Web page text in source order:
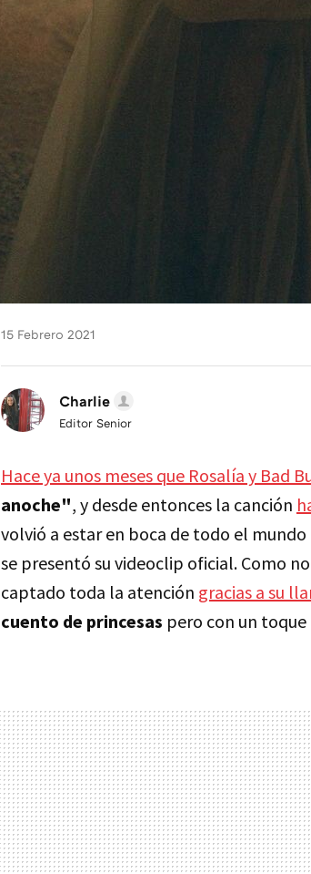
15 Febrero 2021
Charlie
Editor Senior
Hace ya unos meses que Rosalía y Bad
anoche", y desde entonces la canción
volvió a estar en boca de todo el
se presentó su videoclip oficial. Como
captado toda la atención gracias a su
cuento de princesas pero con un